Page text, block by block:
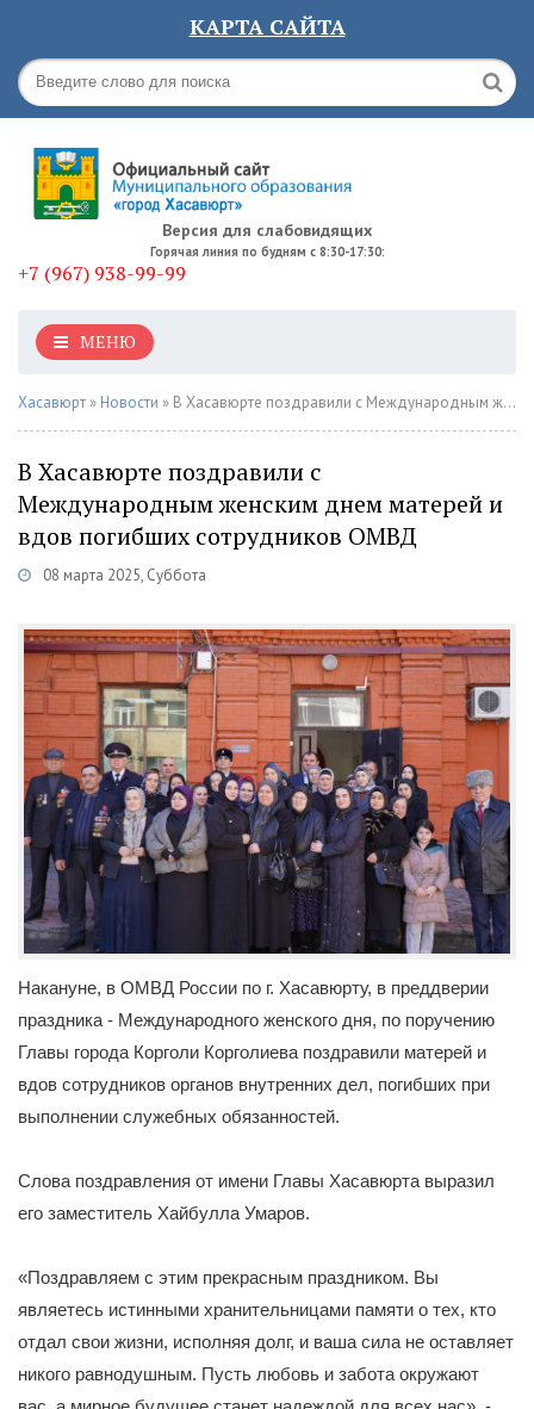
КАРТА САЙТА
Версия для слабовидящих
Горячая линия по будням с 8:30-17:30:
+7 (967) 938-99-99
МЕНЮ
Хасавюрт » Новости » В Хасавюрте поздравили с Международным женским днем матерей и вдов погибших сотрудников ОМВД
В Хасавюрте поздравили с
Международным женским днем матерей и
вдов погибших сотрудников ОМВД
08 марта 2025, Суббота
Накануне, в ОМВД России по г. Хасавюрту, в преддверии
праздника - Международного женского дня, по поручению
Главы города Корголи Корголиева поздравили матерей и
вдов сотрудников органов внутренних дел, погибших при
выполнении служебных обязанностей.
Слова поздравления от имени Главы Хасавюрта выразил
его заместитель Хайбулла Умаров.
«Поздравляем с этим прекрасным праздником. Вы
являетесь истинными хранительницами памяти о тех, кто
отдал свои жизни, исполняя долг, и ваша сила не оставляет
никого равнодушным. Пусть любовь и забота окружают